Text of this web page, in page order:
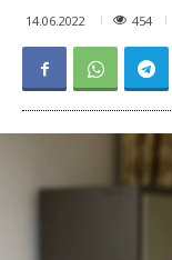
14.06.2022 454